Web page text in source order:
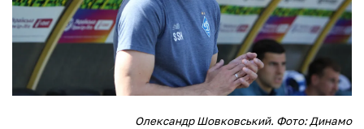
Олександр Шовковський. Фото: Динамо